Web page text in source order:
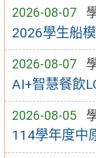
2026-08-07
2026學生船
2026-08-07
AI+智慧餐飲
2026-08-05
114學年度中